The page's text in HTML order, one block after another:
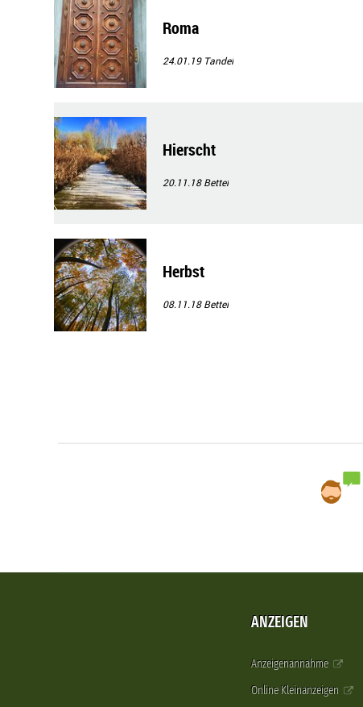
Roma
24.01.19 Tandel
Hierscht
20.11.18Bettel
Herbst
08.11.18Bettel
ANZEIGEN
Anzeigenannahme
Online Kleinanzeigen